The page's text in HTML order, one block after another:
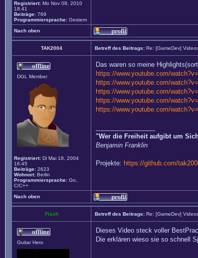
Registriert: Mo Nov 08, 2010
18:41
Beiträge: 769
Programmiersprache: Gestern
Nach oben
TAK2004 Betreff des Beitrags: Re: [GameDev]
DGL Member
Registriert: Di Mai 18, 2004
16:45
Beiträge: 2623
Wohnort: Berlin
Programmiersprache: Go,
C/C++
Das waren so meine
https://www.youtube.com/
https://www.youtube.com/
https://www.youtube.com/
https://www.youtube.com/
https://www.youtube.com/
"Wer die Freiheit aufgibt um
Benjamin Franklin
Projekte: https://github.com/
Nach oben
Flash Betreff des Beitrags: Re: [GameDev]
Guitar Hero
Dieses Video steck voller
Die erklären wieso sie so schnell